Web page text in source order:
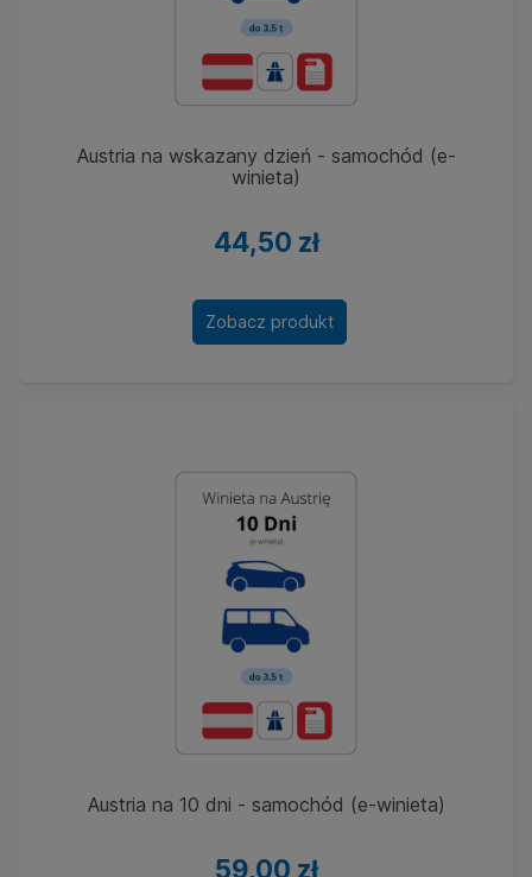
Austria na wskazany dzień - samochód (e-
winieta)
44,50 zł
Zobacz produkt
Austria na 10 dni - samochód (e-winieta)
59,00 zł